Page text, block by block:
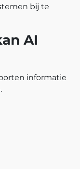
bij te
AI
informatie